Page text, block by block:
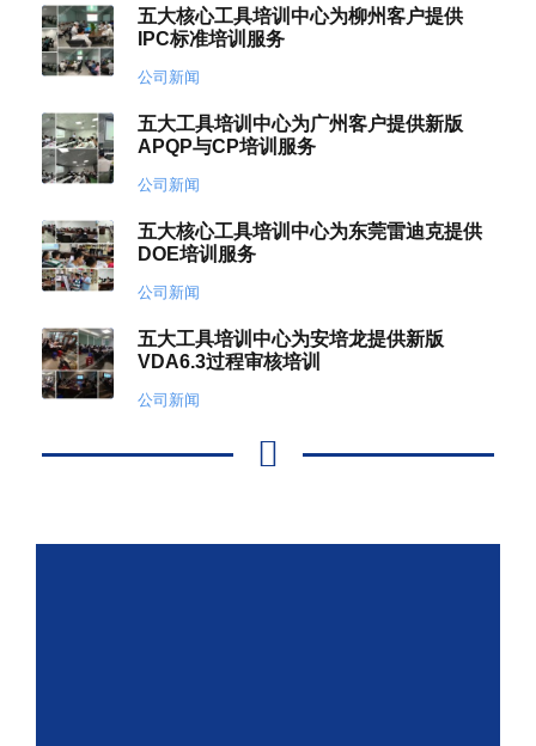
五大核心工具培训中心为柳州客户提供
IPC标准培训服务
公司新闻
五大工具培训中心为广州客户提供新版
APQP与CP培训服务
公司新闻
五大核心工具培训中心为东莞雷迪克提供
DOE培训服务
公司新闻
五大工具培训中心为安培龙提供新版
VDA6.3过程审核培训
公司新闻